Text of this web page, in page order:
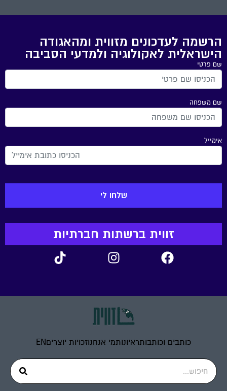
הרשמה לעדכונים מזווית ומהאגודה
הישראלית לאקולוגיה ולמדעי הסביבה
שם פרטי
שם משפחה
אימייל
זווית ברשתות חברתיות
כותבים וכותבותראיונותמי אנחנוזכויות יוצריםEN